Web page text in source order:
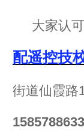
大家认
配遥控技
街道仙霞路